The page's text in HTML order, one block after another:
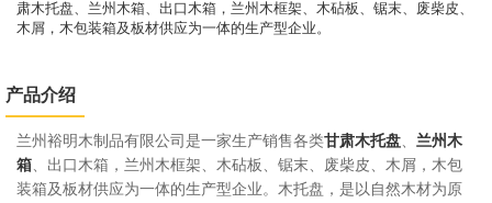
肃木托盘、兰州木箱、出口木箱，兰州木框架、木砧板、锯末、废柴皮、
木屑，木包装箱及板材供应为一体的生产型企业。
产品介绍
兰州裕明木制品有限公司是一家生产销售各类甘肃木托盘、 兰州木
箱、出口木箱，兰州木框架、木砧板、锯末、废柴皮、木屑，木包
装箱及板材供应为一体的生产型企业。木托盘，是以自然木材为原